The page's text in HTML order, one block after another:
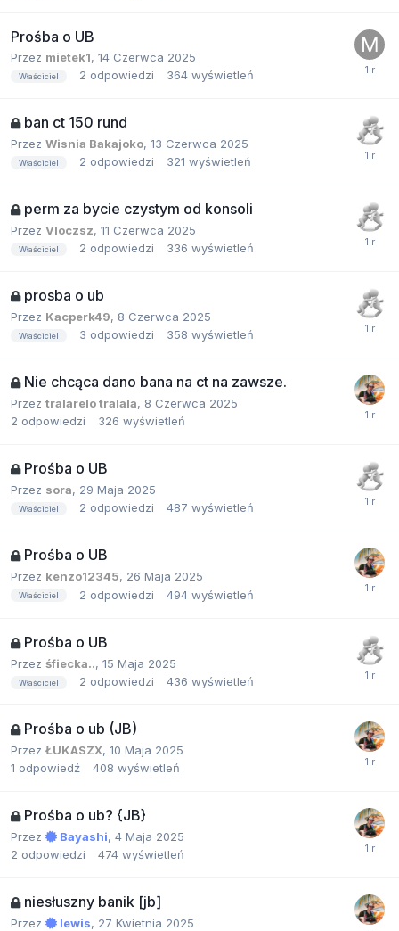
Prośba o UB
Przez mietek1, 14 Czerwca 2025
Właściciel 2 odpowiedzi 364 wyświetleń
ban ct 150 rund
Przez Wisnia Bakajoko, 13 Czerwca 2025
Właściciel 2 odpowiedzi 321 wyświetleń
perm za bycie czystym od konsoli
Przez Vloczsz, 11 Czerwca 2025
Właściciel 2 odpowiedzi 336 wyświetleń
prosba o ub
Przez Kacperk49, 8 Czerwca 2025
Właściciel 3 odpowiedzi 358 wyświetleń
Nie chcąca dano bana na ct na zawsze.
Przez tralarelo tralala, 8 Czerwca 2025
2 odpowiedzi 326 wyświetleń
Prośba o UB
Przez sora, 29 Maja 2025
Właściciel 2 odpowiedzi 487 wyświetleń
Prośba o UB
Przez kenzo12345, 26 Maja 2025
Właściciel 2 odpowiedzi 494 wyświetleń
Prośba o UB
Przez śfiecka.., 15 Maja 2025
Właściciel 2 odpowiedzi 436 wyświetleń
Prośba o ub (JB)
Przez ŁUKASZX, 10 Maja 2025
1 odpowiedź 408 wyświetleń
Prośba o ub? {JB}
Przez Bayashi, 4 Maja 2025
2 odpowiedzi 474 wyświetleń
niesłuszny banik [jb]
Przez lewis, 27 Kwietnia 2025